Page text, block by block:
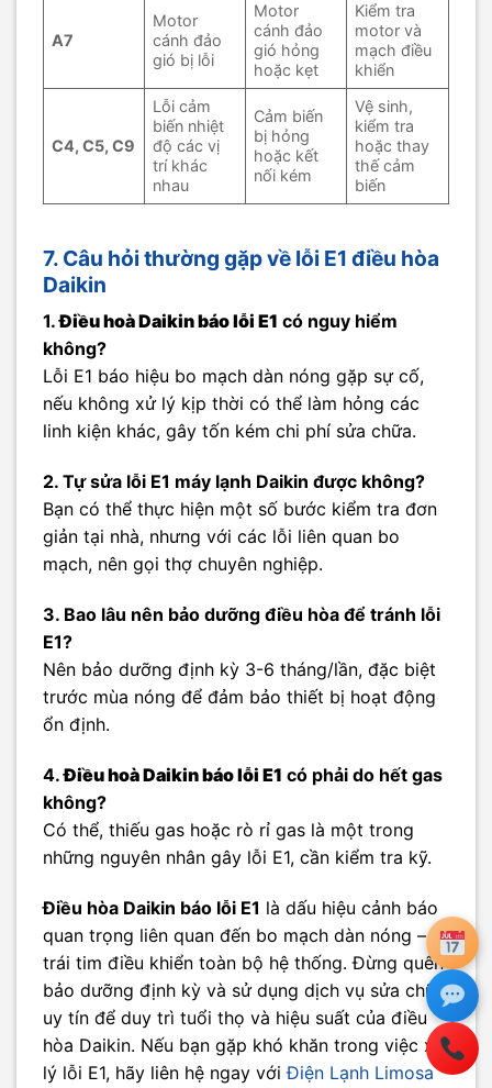
A7
Motor
cánh đảo
gió bị lỗi
Motor
cánh đảo
gió hỏng
hoặc kẹt
Kiểm tra
motor và
mạch điều
khiển
C4, C5, C9
Lỗi cảm
biến nhiệt
độ các vị
trí khác
nhau
Cảm biến
bị hỏng
hoặc kết
nối kém
Vệ sinh,
kiểm tra
hoặc thay
thế cảm
biến
7. Câu hỏi thường gặp về lỗi E1 điều hòa
Daikin
1.Điều hoà Daikin báo lỗi E1 có nguy hiểm
không?
Lỗi E1 báo hiệu bo mạch dàn nóng gặp sự cố,
nếu không xử lý kịp thời có thể làm hỏng các
linh kiện khác, gây tốn kém chi phí sửa chữa.
2. Tự sửa lỗi E1 máy lạnh Daikin được không?
Bạn có thể thực hiện một số bước kiểm tra đơn
giản tại nhà, nhưng với các lỗi liên quan bo
mạch, nên gọi thợ chuyên nghiệp.
3. Bao lâu nên bảo dưỡng điều hòa để tránh lỗi
E1?
Nên bảo dưỡng định kỳ 3-6 tháng/lần, đặc biệt
trước mùa nóng để đảm bảo thiết bị hoạt động
ổn định.
4.Điều hoà Daikin báo lỗi E1 có phải do hết gas
không?
Có thể, thiếu gas hoặc rò rỉ gas là một trong
những nguyên nhân gây lỗi E1, cần kiểm tra kỹ.
Điều hòa Daikin báo lỗi E1 là dấu hiệu cảnh báo
quan trọng liên quan đến bo mạch dàn nóng –
trái tim điều khiển toàn bộ hệ thống. Đừng quên
bảo dưỡng định kỳ và sử dụng dịch vụ sửa chữa
uy tín để duy trì tuổi thọ và hiệu suất của điều
hòa Daikin. Nếu bạn gặp khó khăn trong việc xử
lý lỗi E1, hãy liên hệ ngay vớiĐiện Lạnh Limosa